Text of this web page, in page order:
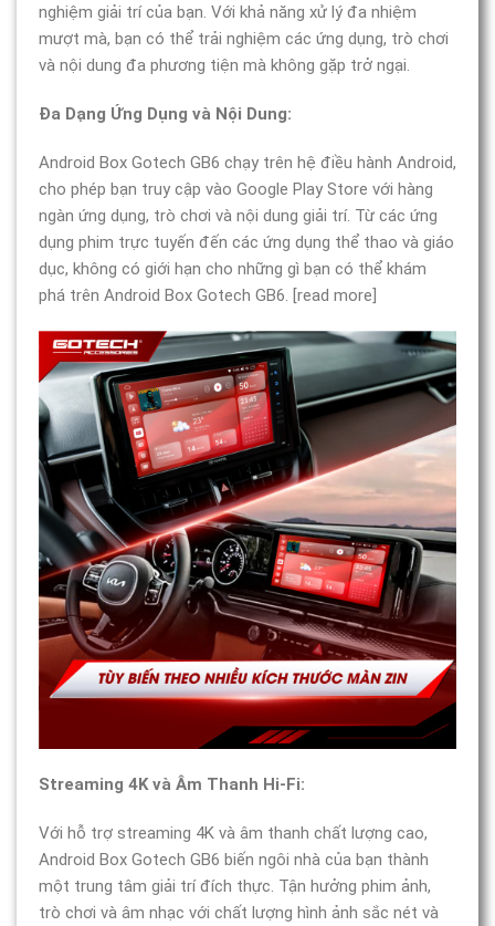
nghiệm giải trí của bạn. Với khả năng xử lý đa nhiệm
mượt mà, bạn có thể trải nghiệm các ứng dụng, trò chơi
và nội dung đa phương tiện mà không gặp trở ngại.
Đa Dạng Ứng Dụng và Nội Dung:
Android Box Gotech GB6 chạy trên hệ điều hành Android,
cho phép bạn truy cập vào Google Play Store với hàng
ngàn ứng dụng, trò chơi và nội dung giải trí. Từ các ứng
dụng phim trực tuyến đến các ứng dụng thể thao và giáo
dục, không có giới hạn cho những gì bạn có thể khám
phá trên Android Box Gotech GB6. [read more]
Streaming 4K và Âm Thanh Hi-Fi:
Với hỗ trợ streaming 4K và âm thanh chất lượng cao,
Android Box Gotech GB6 biến ngôi nhà của bạn thành
một trung tâm giải trí đích thực. Tận hưởng phim ảnh,
trò chơi và âm nhạc với chất lượng hình ảnh sắc nét và